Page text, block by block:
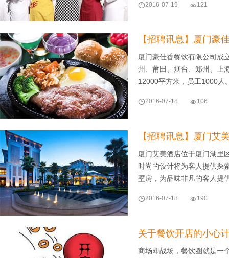
2016-07-19 121
【招聘讯息】厦门豪
厦门豪佳香餐饮有限公司成
州、莆田、烟台、郑州、上
12000平方米，员工1000
2016-07-18 106
【招聘讯息】厦门艾
厦门艾美酒店位于厦门湖里
时尚的设计将为客人提供探
墅房，为品味非凡的客人
2016-07-18 190
关于餐饮开店的小心
商场即战场，餐饮圈就是一